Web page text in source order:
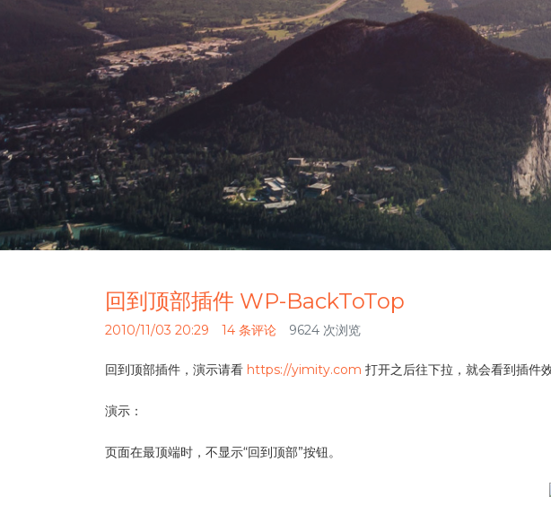
回到顶部插件 WP-BackToTop
2010/11/03 20:29 14 条评论 9624 次浏览
回到顶部插件，演示请看 https://yimity.com 打开之后往下拉，就会看到插件
演示：
页面在最顶端时，不显示“回到顶部”按钮。